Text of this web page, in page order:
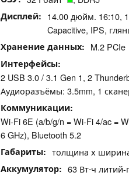
Дисплей
14.00 дюйм. 16:10,
Capacitive, IPS,
Хранение данных M.2 PCIe
Интерфейсы
2 USB 3.0 / 3.1 Gen 1, 2
Аудиоразъёмы: 3.5mm, 1
Коммуникации
Wi-Fi 6E (a/b/g/n = Wi-Fi 4/ac =
6 GHz), Bluetooth 5.2
Габариты толщина х
Аккумулятор 63 Вт⋅ч